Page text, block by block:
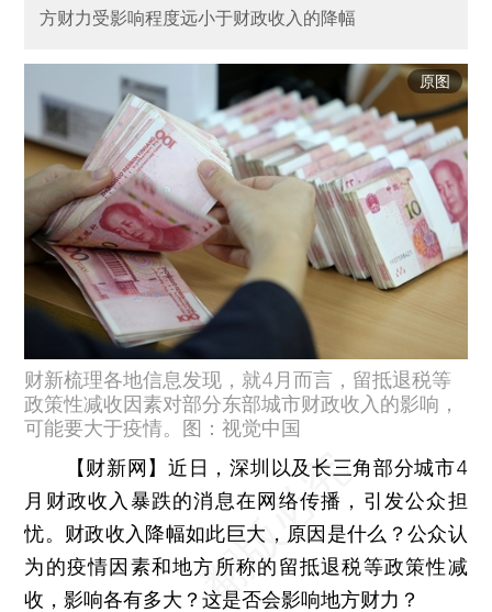
方财力受影响程度远小于财政收入的降幅
原图
财新梳理各地信息发现，就4月而言，留抵退税等
政策性减收因素对部分东部城市财政收入的影响，
可能要大于疫情。图：视觉中国
【财新网】近日，深圳以及长三角部分城市4
月财政收入暴跌的消息在网络传播，引发公众担
忧。财政收入降幅如此巨大，原因是什么？公众认
为的疫情因素和地方所称的留抵退税等政策性减
收，影响各有多大？这是否会影响地方财力？